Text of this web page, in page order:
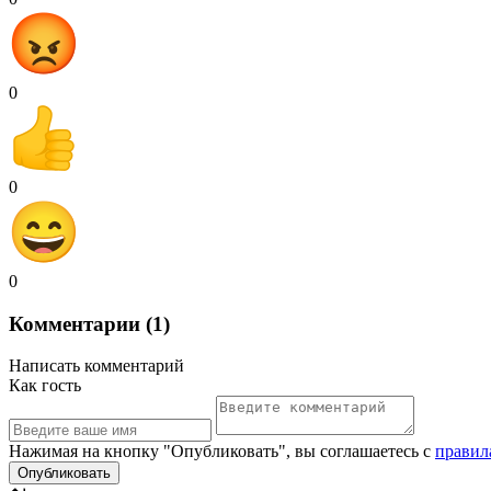
0
0
0
Комментарии (1)
Написать комментарий
Как гость
Нажимая на кнопку "Опубликовать", вы соглашаетесь с